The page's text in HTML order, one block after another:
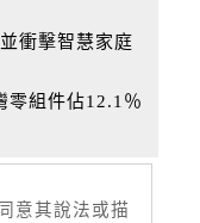
衝擊智慧家庭
零組件佔12.1％
意其說法或描